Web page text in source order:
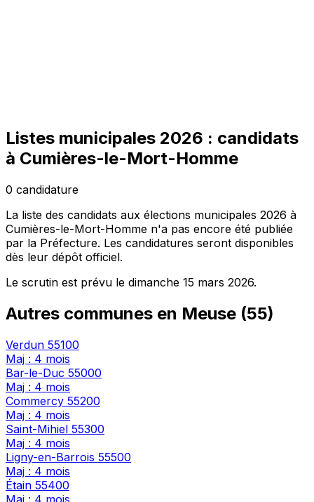
Listes municipales 2026 : candidats
à Cumières-le-Mort-Homme
0 candidature
La liste des candidats aux élections municipales 2026 à
Cumières-le-Mort-Homme n'a pas encore été publiée
par la Préfecture. Les candidatures seront disponibles
dès leur dépôt officiel.
Le scrutin est prévu le dimanche 15 mars 2026.
Autres communes en Meuse (55)
Verdun 55100
Maj : 4 mois
Bar-le-Duc 55000
Maj : 4 mois
Commercy 55200
Maj : 4 mois
Saint-Mihiel 55300
Maj : 4 mois
Ligny-en-Barrois 55500
Maj : 4 mois
Étain 55400
Maj : 4 mois